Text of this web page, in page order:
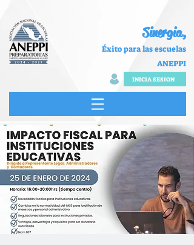
Sinergia,
Éxito para las escuelas
ANEPPI
INICIA SESION